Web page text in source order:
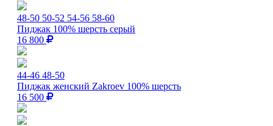
48-50 50-52 54-56 58-60
Пиджак 100% шерсть серый
16 800
44-46 48-50
Пиджак женский Zakroev 100% шерсть
16 500